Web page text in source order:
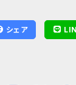
シェア